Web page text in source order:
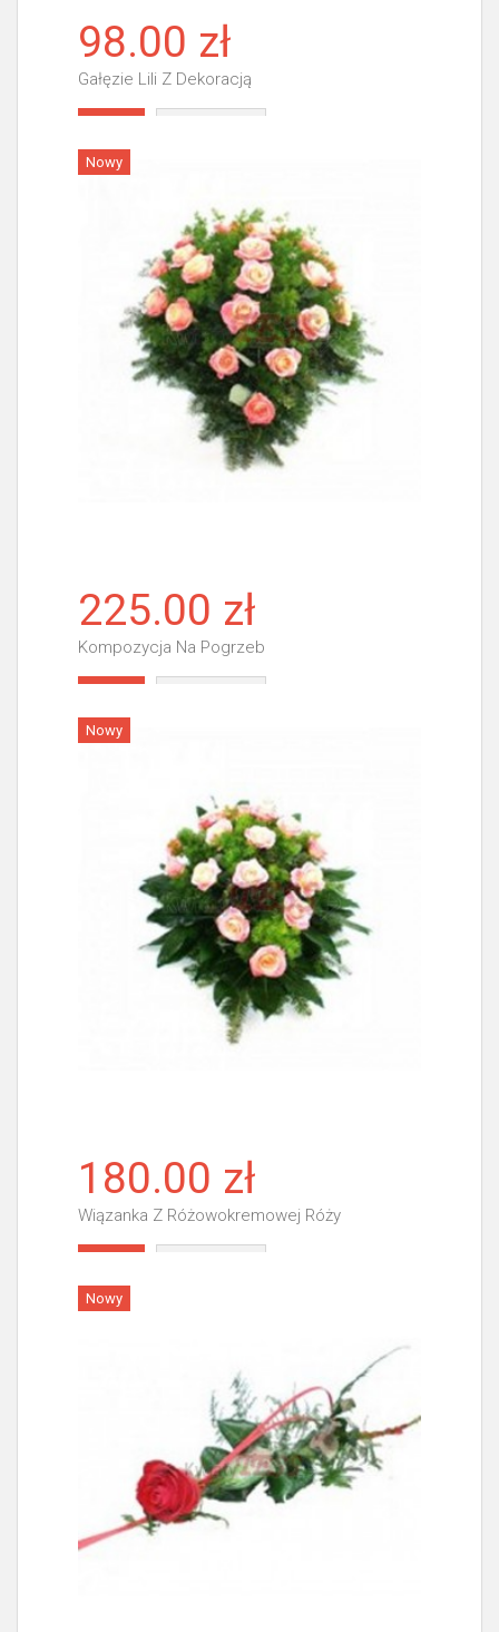
98.00 zł
Gałęzie Lili Z Dekoracją
Nowy
225.00 zł
Kompozycja Na Pogrzeb
Nowy
180.00 zł
Wiązanka Z Różowokremowej Róży
Nowy